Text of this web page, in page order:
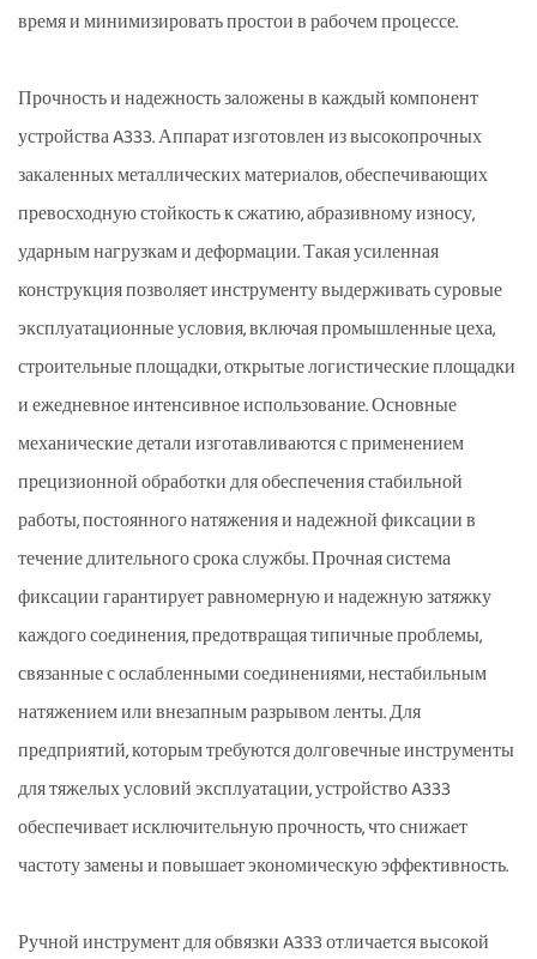
время и минимизировать простои в рабочем процессе.
Прочность и надежность заложены в каждый компонент
устройства A333. Аппарат изготовлен из высокопрочных
закаленных металлических материалов, обеспечивающих
превосходную стойкость к сжатию, абразивному износу,
ударным нагрузкам и деформации. Такая усиленная
конструкция позволяет инструменту выдерживать суровые
эксплуатационные условия, включая промышленные цеха,
строительные площадки, открытые логистические площадки
и ежедневное интенсивное использование. Основные
механические детали изготавливаются с применением
прецизионной обработки для обеспечения стабильной
работы, постоянного натяжения и надежной фиксации в
течение длительного срока службы. Прочная система
фиксации гарантирует равномерную и надежную затяжку
каждого соединения, предотвращая типичные проблемы,
связанные с ослабленными соединениями, нестабильным
натяжением или внезапным разрывом ленты. Для
предприятий, которым требуются долговечные инструменты
для тяжелых условий эксплуатации, устройство A333
обеспечивает исключительную прочность, что снижает
частоту замены и повышает экономическую эффективность.
Ручной инструмент для обвязки A333 отличается высокой